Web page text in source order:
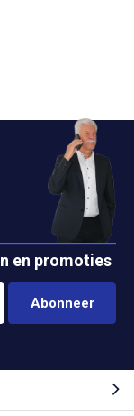
en promoties
Abonneer